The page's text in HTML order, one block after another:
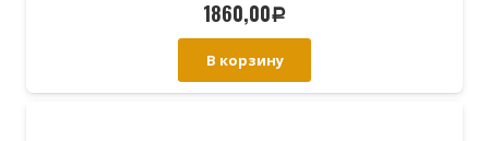
1860,00Р
В корзину